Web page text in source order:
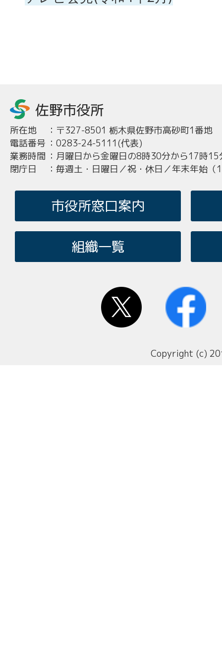
所在地 ： 〒327-8501 栃木県佐野市高砂町1番地
電話番号 ： 0283-24-5111(代表)
業務時間 ： 月曜日から金曜日の8時30分から17時15
閉庁日
： 毎週土・日曜日／祝・休日／年末年始
市役所窓口案内
組織一覧
Copyright (c)